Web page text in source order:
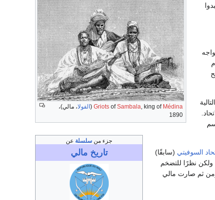
Griots ofSambala, king of Médina
( الفولا، مالي)،
1890
جزء من سلسلة عن
تاريخ مالي
وفي عام
وفي السنة التالية
اسم
السوفيتي (سابقًا)
ولكن نظرًا للتضخم
ومن ثم صارت مالي